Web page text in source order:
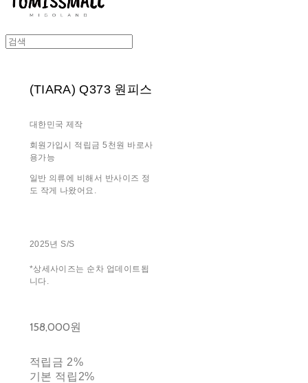
(TIARA) Q373 원피스
대한민국 제작
회원가입시 적립금 5천원 바로사
용가능
일반 의류에 비해서 반사이즈 정
도 작게 나왔어요.
2025년 S/S
*상세사이즈는 순차 업데이트됩
니다.
158,000원
적립금 2%
기본 적립 2%